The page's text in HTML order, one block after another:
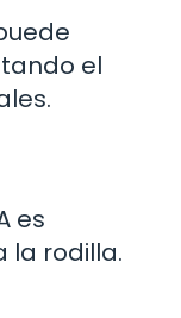
el
es
la rodilla.